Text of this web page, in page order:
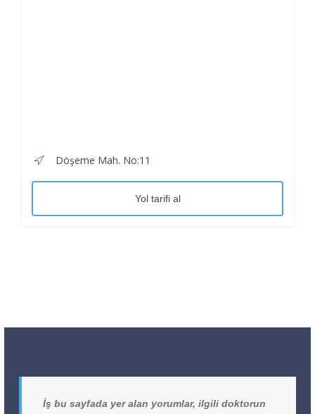
Döşeme Mah. No:11
Yol tarifi al
İş bu sayfada yer alan yorumlar, ilgili doktorun